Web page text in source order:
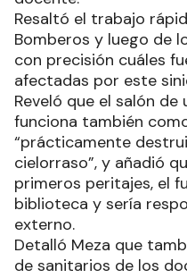
Resaltó el trabajo
Bomberos y luego de
con precisión cuáles
afectadas por este
Reveló que el salón
funciona también
“prácticamente
cielorraso”, y añadió
primeros peritajes, el
biblioteca y sería
externo.
Detalló Meza que
de sanitarios de los